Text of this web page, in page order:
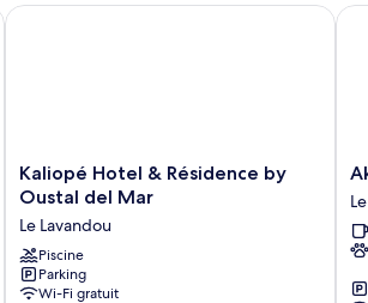
de la Pinède
Kaliopé
Hotel
Résidence
by
Oustal
Kaliopé Hotel & Résidence by
Oustal del Mar
Le Lavandou
Piscine
Parking
Wi-Fi gratuit
Kaliopé Hotel & Résidence by Oustal del
-
du